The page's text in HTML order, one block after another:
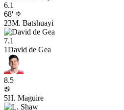
6.1
68'
23M. Batshuayi
7.1
1David de Gea
8.5
5H. Maguire